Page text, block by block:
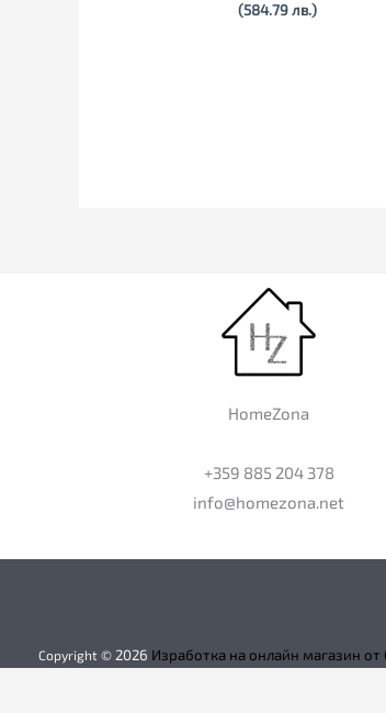
(584.79 лв.)
HomeZona
+359 885 204 378
info@homezona.net
Copyright © 2026 Изработка на онлайн магазин от